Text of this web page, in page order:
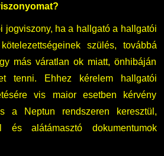
jogviszony, ha a hallgató a hallgatói
szülés, továbbá
más váratlan ok miatt, önhibáján
tenni. Ehhez kérelem hallgatói
vis maior esetben kérvény
a Neptun rendszeren keresztül,
és alátámasztó dokumentumok